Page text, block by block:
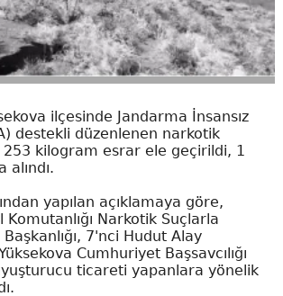
ilçesinde Jandarma İnsansız
destekli düzenlenen narkotik
kilogram esrar ele geçirildi, 1
alındı.
yapılan açıklamaya göre,
Komutanlığı Narkotik Suçlarla
7'nci Hudut Alay
Cumhuriyet Başsavcılığı
ticareti yapanlara yönelik